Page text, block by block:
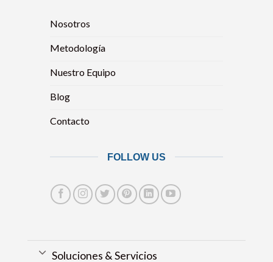
Nosotros
Metodología
Nuestro Equipo
Blog
Contacto
FOLLOW US
Soluciones & Servicios